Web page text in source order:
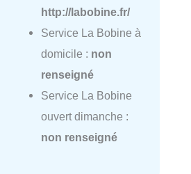
http://labobine.fr/
Service La Bobine à
domicile : non
renseigné
Service La Bobine
ouvert dimanche :
non renseigné